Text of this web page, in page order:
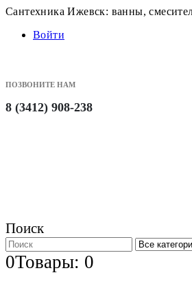
Сантехника Ижевск: ванны,
Войти
ПОЗВОНИТЕ НАМ
8 (3412) 908-238
Поиск
0Товары: 0